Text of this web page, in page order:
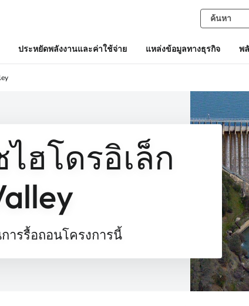
ประหยัดพลังงานและค่าใช้จ่าย แหล่งข้อมูลทางธุรกิจ พ
ฮโดรอิเล็ก
ารรื้อถอนโครงการนี้